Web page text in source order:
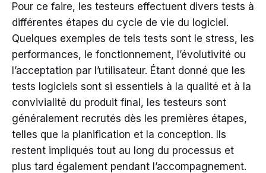
Pour ce faire, les testeurs effectuent divers tests à
différentes étapes du cycle de vie du logiciel.
Quelques exemples de tels tests sont le stress, les
performances, le fonctionnement, l’évolutivité ou
l’acceptation par l’utilisateur. Étant donné que les
tests logiciels sont si essentiels à la qualité et à la
convivialité du produit final, les testeurs sont
généralement recrutés dès les premières étapes,
telles que la planification et la conception. Ils
restent impliqués tout au long du processus et
plus tard également pendant l’accompagnement.